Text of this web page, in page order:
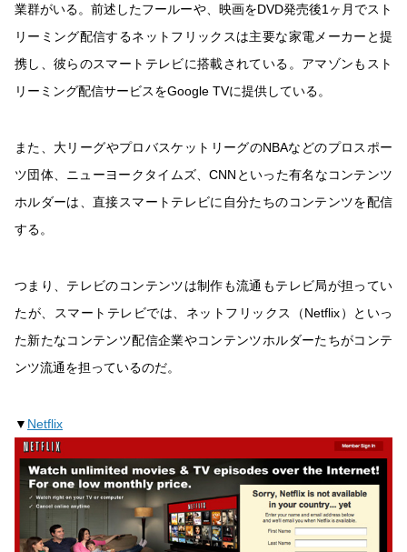
業群がいる。前述したフールーや、映画をDVD発売後1ヶ月でスト
リーミング配信するネットフリックスは主要な家電メーカーと提
携し、彼らのスマートテレビに搭載されている。アマゾンもスト
リーミング配信サービスをGoogle TVに提供している。
また、大リーグやプロバスケットリーグのNBAなどのプロスポー
ツ団体、ニューヨークタイムズ、CNNといった有名なコンテンツ
ホルダーは、直接スマートテレビに自分たちのコンテンツを配信
する。
つまり、テレビのコンテンツは制作も流通もテレビ局が担ってい
たが、スマートテレビでは、ネットフリックス（Netflix）といっ
た新たなコンテンツ配信企業やコンテンツホルダーたちがコンテ
ンツ流通を担っているのだ。
▼ Netflix